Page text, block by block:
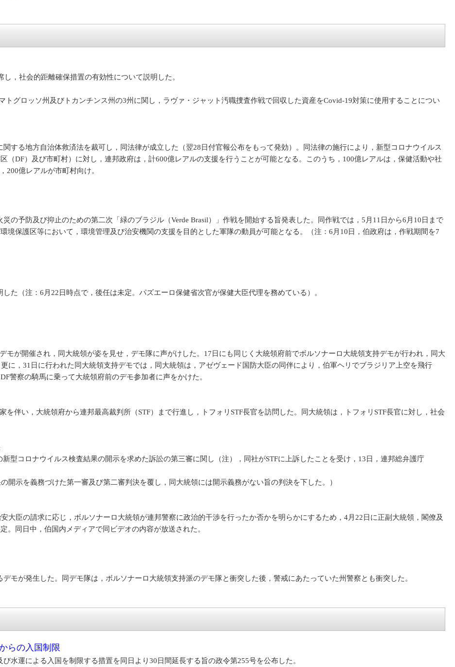
，社会的距離確保措置の有効性について説明した。
トグロッソ州及びトカンチンス州の3州に関し，ラヴァ・ジャット汚職捜査作戦で回収した資産をCovid-19対策に使用することについ
する地方自治体救済法を裁可し，同法律が成立した（翌28日付官報公布をもって発効）。同法律の施行により，新型コロナウイルス
（DF）及び市町村）に対し，連邦政府は，計600億レアルの支援を行うことが可能となる。このうち，100億レアルは，保健活動や社
200億レアルが市町村向け。
予防及び抑止のための第二次「緑のブラジル（Verde Brasil）」作戦を開始する旨発表した。同作戦では，5月11日から6月10日まで
境保護区等において，環境管理及び治安機関の支援を目的とした軍隊の動員が可能となる。（注：6月10日，伯政府は，作戦期間を7
（注：6月22日時点で，後任は未定。パズエーロ保健省次官が保健大臣代理を務めている）。
が開催され，同大統領が姿を見せ，デモ隊に声がけした。17日にも同じく大統領府前でボルソナーロ大統領支持デモが行われ，同大
に，31日に行われた同大統領支持デモでは，同大統領は，アゼヴェード国防大臣の同伴により，伯軍ヘリでブラジリア上空を飛行
警察の騎馬に乗って大統領府前のデモ参加者に声をかけた。
伴い，大統領府から連邦最高裁判所（STF）まで行進し，トフォリSTF長官を訪問した。同大統領は，トフォリSTF長官に対し，社会
コロナウイルス検査結果の開示を求めた訴訟の第三審に関し（注），同社がSTFに上訴したことを受け，13日，連邦総弁護庁
開示を義務づけた第一審及び第二審判決を覆し，同大統領には開示義務がない旨の判決を下した。）
臣の請求に応じ，ボルソナーロ大統領が連邦警察に政治的干渉を行ったか否かを明らかにするため，4月22日に正副大統領，閣僚及
同日中，伯国内メディアで同ビデオの内容が放送された。
が発生した。同デモ隊は，ボルソナーロ大統領支持派のデモ隊と衝突した後，警戒にあたっていた州警察とも衝突した。
らの入国制限
運による入国を制限する措置を同日より30日間延長する旨の政令第255号を公布した。